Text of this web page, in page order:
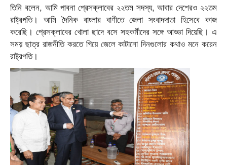
তিনি বলেন, আমি পাবনা প্রেসক্লাবের ২২তম সদস্য, আবার দেশেরও ২২তম
রাষ্ট্রপতি। আমি দৈনিক বাংলার বাণীতে জেলা সংবাদদাতা হিসেবে কাজ
করেছি। প্রেসক্লাবের খোলা ছাদে বসে সহকর্মীদের সঙ্গে আড্ডা দিয়েছি। এ
সময় ছাত্র রাজনীতি করতে গিয়ে জেলে কাটানো দিনগুলোর কথাও মনে করেন
রাষ্ট্রপতি।